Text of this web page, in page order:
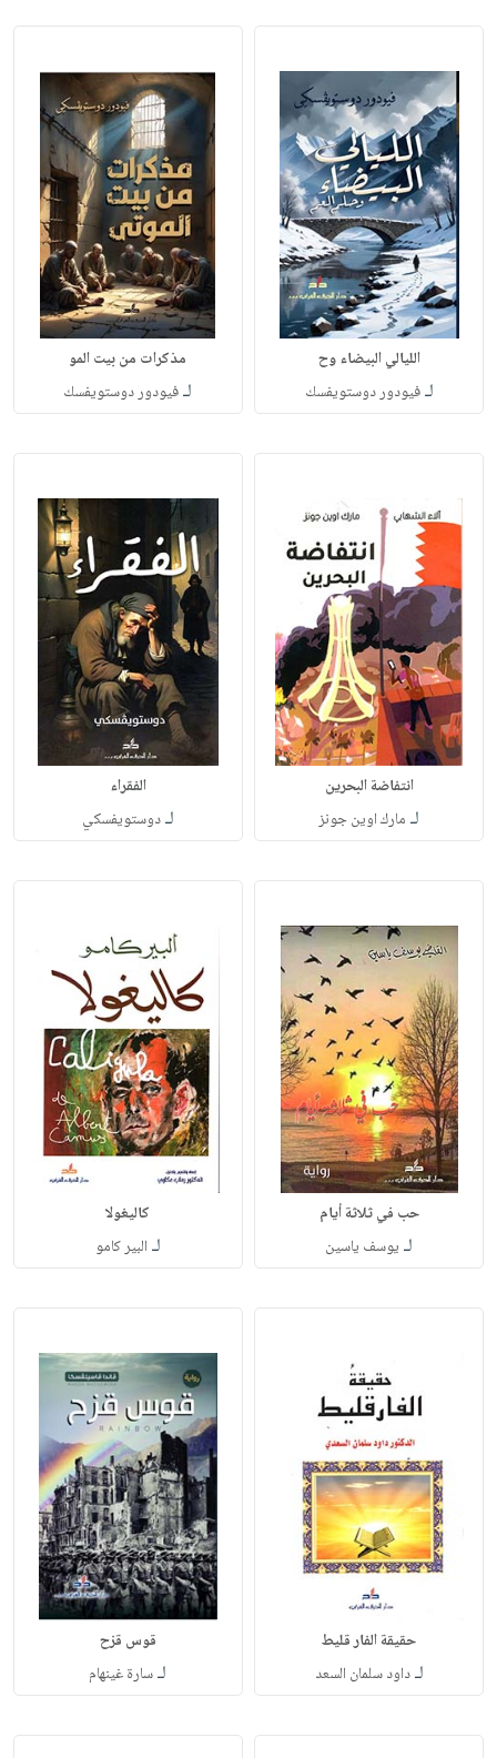
الليالي البيضاء وح
لـفيودور دوستويفسك
مذكرات من بيت المو
لـفيودور دوستويفسك
انتفاضة البحرين
لـ مارك اوين جونز
الفقراء
لـدوستويفسكي
حب في ثلاثة أيام
لـ يوسف ياسين
كاليغولا
لـ البير كامو
حقيقة الفار قليط
لـداود سلمان السعد
قوس قزح
لـسارة غينهام